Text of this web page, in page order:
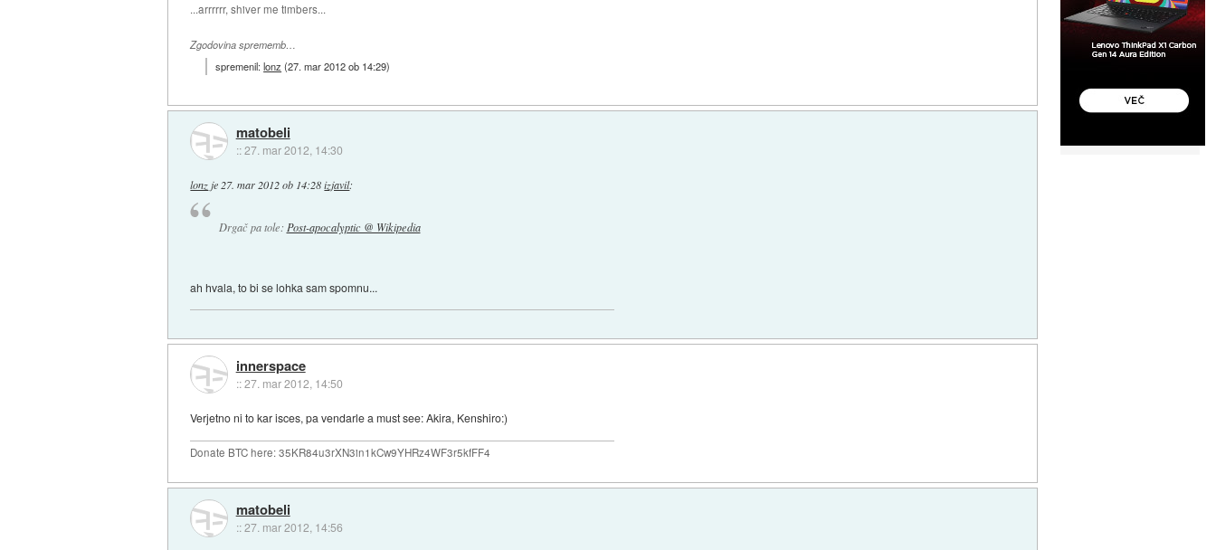
...arrrrrr, shiver me timbers...
Zgodovina sprememb…
spremenil:lonz (27. mar 2012 ob 14:29)
matobeli
::27. mar 2012, 14:30
lonz je 27. mar 2012 ob 14:28 izjavil:
Drgač pa tole: Post-apocalyptic @ Wikipedia
ah hvala, to bi se lohka sam spomnu...
innerspace
::27. mar 2012, 14:50
Verjetno ni to kar isces, pa vendarle a must see: Akira, Kenshiro:)
Donate BTC here: 35KR84u3rXN3in1kCw9YHRz4WF3r5kfFF4
matobeli
::27. mar 2012, 14:56